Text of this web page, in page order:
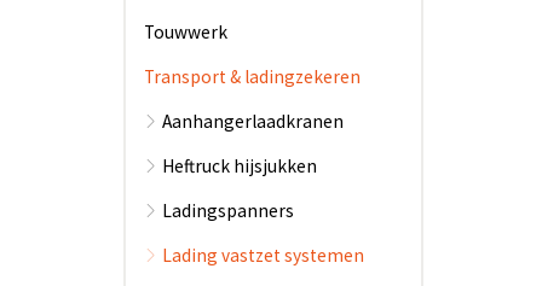
Touwwerk
Transport & ladingzekeren
Aanhangerlaadkranen
Heftruck hijsjukken
Ladingspanners
Lading vastzet systemen